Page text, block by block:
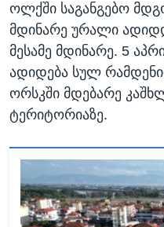
ოლქში საგანგებო
მდინარე ურალი
მესამე მდინარე. 5
ადიდება სულ
ორსკში მდებარე
ტერიტორიაზე.